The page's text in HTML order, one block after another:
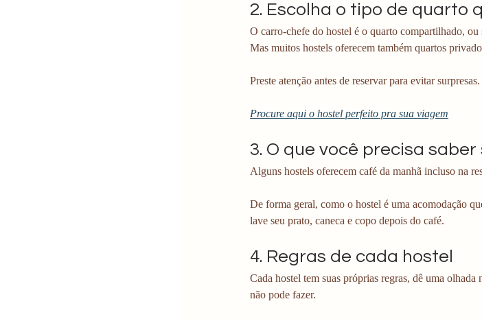
2. Escolha o tipo de quarto
O carro-chefe do hostel é o quarto compartilhado,
Mas muitos hostels oferecem também quartos
Preste atenção antes de reservar para evitar surpresas.
Procure aqui o hostel perfeito pra sua viagem
3. O que você precisa
Alguns hostels oferecem café da manhã incluso na
De forma geral, como o hostel é uma acomodação
lave seu prato, caneca e copo depois do café.
4. Regras de cada hostel
Cada hostel tem suas próprias regras, dê uma
não pode fazer.